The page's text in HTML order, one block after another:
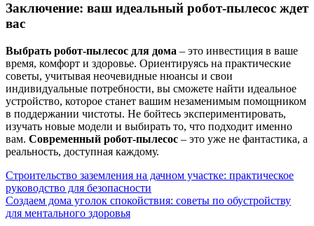
Заключение: ваш идеальный робот-пылесос ждет
вас
Выбрать робот-пылесос для дома – это инвестиция в ваше
время, комфорт и здоровье. Ориентируясь на практические
советы, учитывая неочевидные нюансы и свои
индивидуальные потребности, вы сможете найти идеальное
устройство, которое станет вашим незаменимым помощником
в поддержании чистоты. Не бойтесь экспериментировать,
изучать новые модели и выбирать то, что подходит именно
вам. Современный робот-пылесос – это уже не фантастика, а
реальность, доступная каждому.
Навигация
по
записям
Строительство заземления на дачном участке: практическое
руководство для безопасности
Создаем дома уголок спокойствия: советы по обустройству
для ментального здоровья